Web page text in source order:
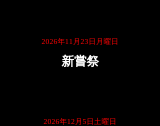
2026年11月23日月曜日
新嘗祭
2026年12月5日土曜日